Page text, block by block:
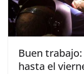
Buen
hasta el